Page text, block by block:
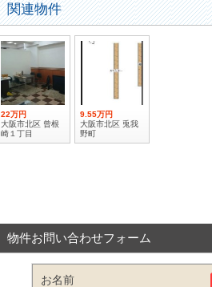
関連物件
22万円
大阪市北区 曾根
崎１丁目
9.55万円
大阪市北区 兎我
野町
物件お問い合わせフォーム
お名前